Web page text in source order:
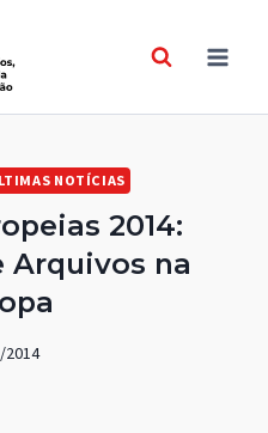
NOTÍCIAS
2014:
Arquivos na
2014